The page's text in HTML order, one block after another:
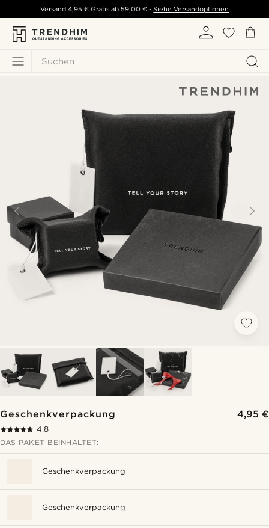
Suchen
Versand 4,95 € Gratis ab 59,00 € - Siehe Versandoptionen
Geschenkverpackung 4,95 €
4.8
DAS PAKET BEINHALTET:
Geschenkverpackung
Geschenkverpackung